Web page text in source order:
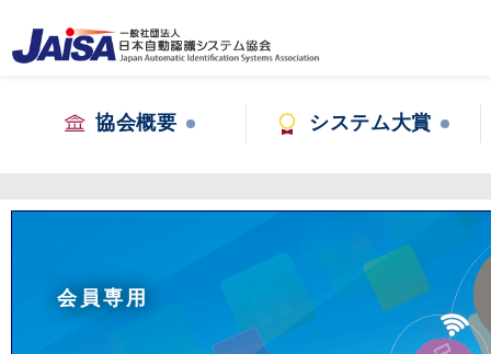
協会概要 システム大賞
会員専用